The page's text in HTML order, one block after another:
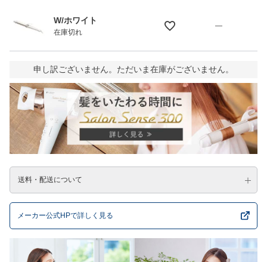
W/ホワイト
在庫切れ
—
申し訳ございません。ただいま在庫がございません。
送料・配送について
メーカー公式HPで詳しく見る